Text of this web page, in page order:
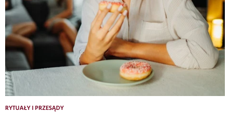
RYTUAŁY I PRZESĄDY